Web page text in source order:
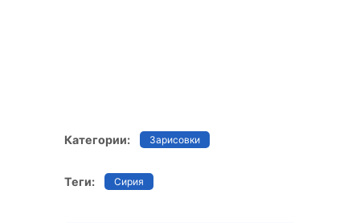
Категории: Зарисовки
Теги: Сирия